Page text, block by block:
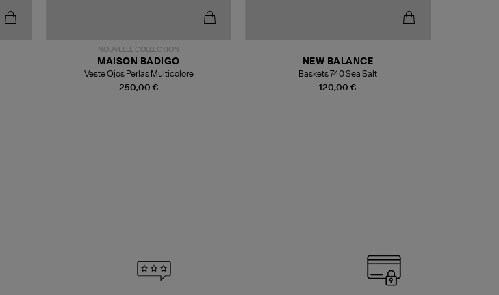
NOUVELLE COLLECTION
250,00 €
MAISON BADIGO
Veste Ojos Perlas Multicolore
120,00 €
NEW BALANCE
Baskets 740 Sea Salt